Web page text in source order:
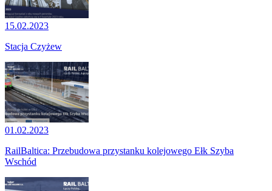
15.02.2023
Stacja Czyżew
01.02.2023
RailBaltica: Przebudowa przystanku kolejowego Ełk Szyba
Wschód